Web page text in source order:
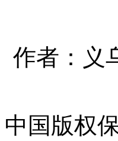
作者：义
中国版权